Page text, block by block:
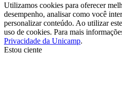
Utilizamos cookies para oferecer
desempenho, analisar como você
personalizar conteúdo. Ao utilizar
uso de cookies. Para mais
Privacidade da Unicamp.
Estou ciente